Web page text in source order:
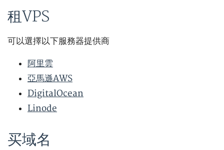
租VPS
可以選擇以下服務器提供商
阿里雲
亞馬遜AWS
DigitalOcean
Linode
买域名